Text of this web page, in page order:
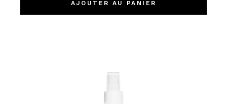
AJOUTER AU PANIER